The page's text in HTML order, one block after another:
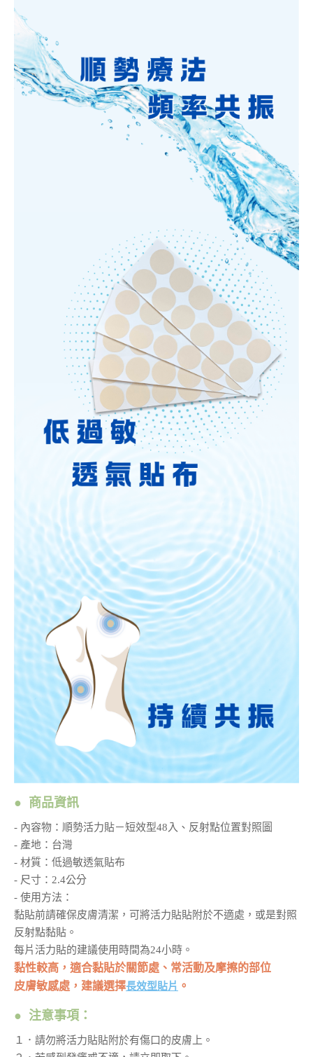
● 商品資訊
- 內容物：順勢活力貼－短效型48入、反射點位置對照圖
- 產地：台灣
- 材質：低過敏透氣貼布
- 尺寸：2.4公分
- 使用方法：
黏貼前請確保皮膚清潔，可將活力貼貼附於不適處，或是對照
反射點黏貼。
每片活力貼的建議使用時間為24小時。
黏性較高，適合黏貼於關節處、常活動及摩擦的部位
皮膚敏感處，建議選擇長效型貼片 。
● 注意事項：
１．請勿將活力貼貼附於有傷口的皮膚上。